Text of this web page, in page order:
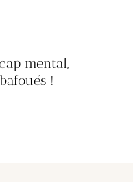
mental,
!